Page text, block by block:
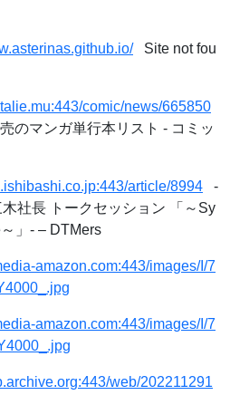
Site not fou
comic/news/665850
のマンガ単行本リスト - コミッ
article/8994 -
社長 トークセッション 「～Sy
」- – DTMers
amazon.com:443/images/I/7
amazon.com:443/images/I/7
web/202211291